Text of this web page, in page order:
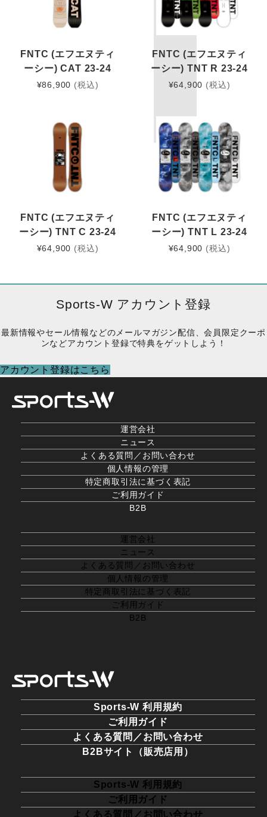
FNTC (エフエヌティ
ーシー) CAT 23-24
¥86,900 (税込)
FNTC (エフエヌティ
ーシー) TNT R 23-24
¥64,900 (税込)
FNTC (エフエヌティ
ーシー) TNT C 23-24
¥64,900 (税込)
FNTC (エフエヌティ
ーシー) TNT L 23-24
¥64,900 (税込)
Sports-W アカウント登録
最新情報やセール情報などのメールマガジン配信、会員限定クーポ
ンなどアカウント登録で特典をゲットしよう！
アカウント登録はこちら
運営会社
ニュース
よくある質問／お問い合わせ
個人情報の管理
特定商取引法に基づく表記
ご利用ガイド
B2B
運営会社
ニュース
よくある質問／お問い合わせ
個人情報の管理
特定商取引法に基づく表記
ご利用ガイド
B2B
Sports-W 利用規約
ご利用ガイド
よくある質問／お問い合わせ
B2Bサイト（販売店用）
Sports-W 利用規約
ご利用ガイド
よくある質問／お問い合わせ